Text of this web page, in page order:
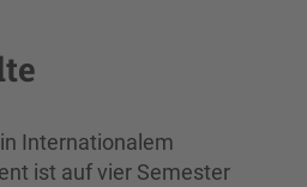
Internationalem
ist auf vier Semester